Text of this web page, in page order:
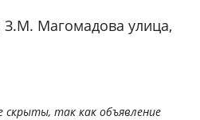
З.М. Магомадова улица,
так как объявление